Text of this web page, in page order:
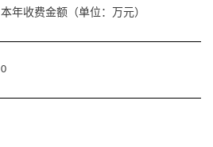
本年收费金额（单位：万元）
0